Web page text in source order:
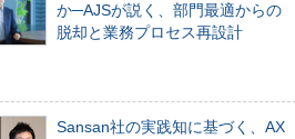
か─AJSが説く、部門最適からの
脱却と業務プロセス再設計
Sansan社の実践知に基づく、AX